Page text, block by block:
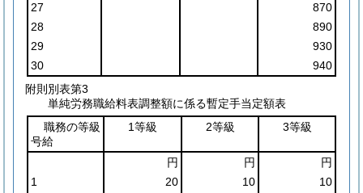
27
870
28
890
29
930
30
940
附則別表第3
単純労務職給料表調整額に係る暫定手当定額表
職務の等級
号給
1等級 2等級 3等級
円 円
円
1
20 10
10